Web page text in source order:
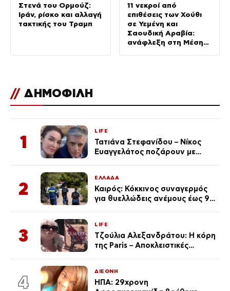
Στενά του Ορμούζ:
Ιράν, ρίσκο και αλλαγή
τακτικής του Τραμπ
11 νεκροί από
επιθέσεις των Χούθι
σε Υεμένη και
Σαουδική Αραβία:
ανάφλεξη στη Μέση
// ΔΗΜΟΦΙΛΗ
1
LIFE
Τατιάνα Στεφανίδου – Νίκος
Ευαγγελάτος ποζάρουν με
2
ΕΛΛΑΔΑ
Καιρός: Κόκκινος συναγερμός
για θυελλώδεις ανέμους έως 9
3
LIFE
Τζούλια Αλεξανδράτου: Η κόρη
της Paris – Αποκλειστικές
4
ΔΙΕΘΝΗ
ΗΠΑ: 29χρονη